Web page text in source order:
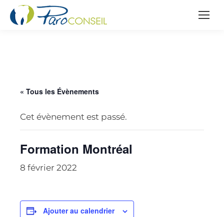
« Tous les Évènements
Cet évènement est passé.
Formation Montréal
8 février 2022
Ajouter au calendrier